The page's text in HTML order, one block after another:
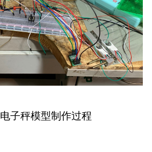
电子秤模型制作过程